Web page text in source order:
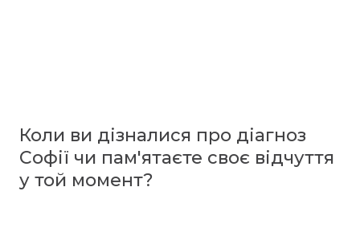
Коли ви дізналися про діагноз
Софії чи пам'ятаєте своє відчуття
у той момент?